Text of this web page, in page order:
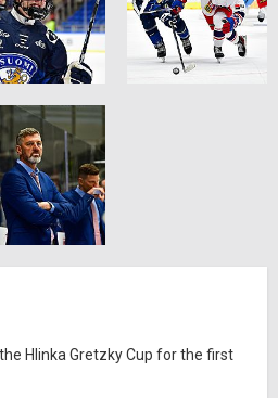
Hlinka Gretzky Cup for the first